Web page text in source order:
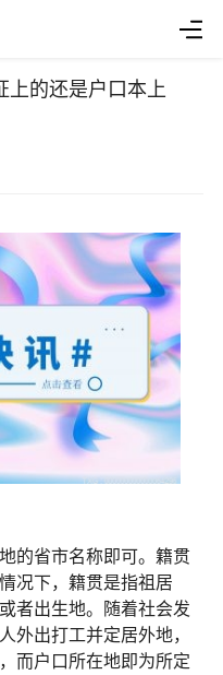
上的还是户口本上
的省市名称即可。籍贯
况下，籍贯是指祖居
者出生地。随着社会发
外出打工并定居外地，
而户口所在地即为所定